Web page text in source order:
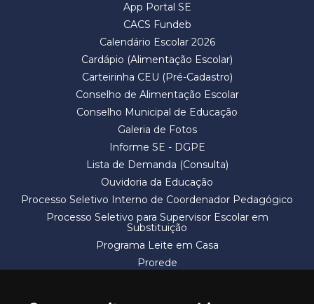
App Portal SE
CACS Fundeb
Calendário Escolar 2026
Cardápio (Alimentação Escolar)
Carteirinha CEU (Pré-Cadastro)
Conselho de Alimentação Escolar
Conselho Municipal de Educação
Galeria de Fotos
Informe SE - DGPE
Lista de Demanda (Consulta)
Ouvidoria da Educação
Processo Seletivo Interno de Coordenador Pedagógico
Processo Seletivo para Supervisor Escolar em
Substituição
Programa Leite em Casa
Prorede